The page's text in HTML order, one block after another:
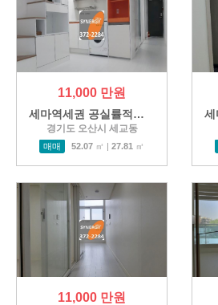
11,000 만원
세마역세권 공실률적은 오피…
경기도 오산시 세교동
매매 52.07 ㎡ | 27.81 ㎡
11,000 만원